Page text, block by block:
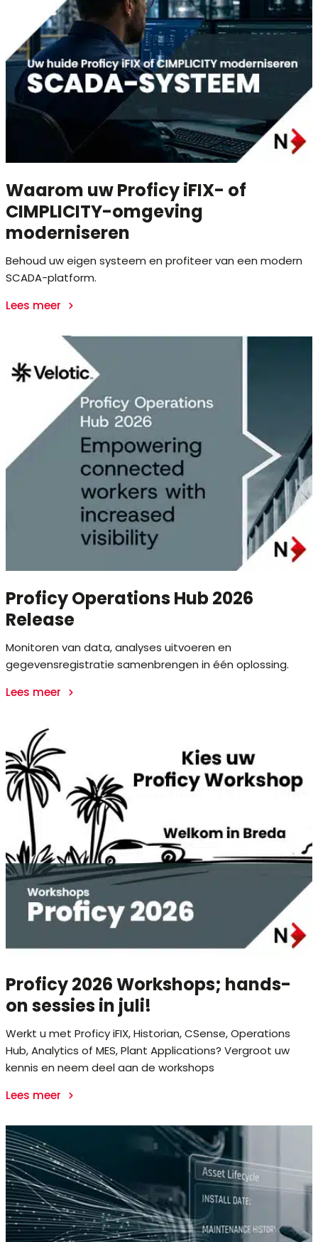
Waarom uw Proficy iFIX- of
CIMPLICITY-omgeving
moderniseren
Behoud uw eigen systeem en profiteer van een modern
SCADA-platform.
Lees meer
Proficy Operations Hub 2026
Release
Monitoren van data, analyses uitvoeren en
gegevensregistratie samenbrengen in één oplossing.
Lees meer
Proficy 2026 Workshops; hands-
on sessies in juli!
Werkt u met Proficy iFIX, Historian, CSense, Operations
Hub, Analytics of MES, Plant Applications? Vergroot uw
kennis en neem deel aan de workshops
Lees meer